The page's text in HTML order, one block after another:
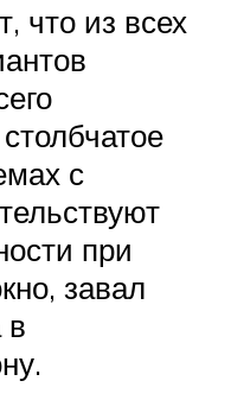
что из всех
с
при
завал
в